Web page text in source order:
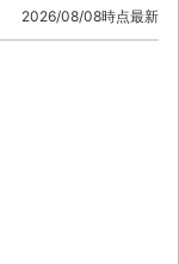
2026/08/08時点最新